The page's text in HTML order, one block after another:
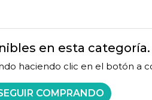
en esta categoría.
haciendo clic en el botón a
COMPRANDO